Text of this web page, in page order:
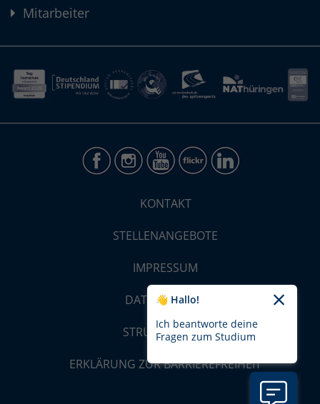
Mitarbeiter
KONTAKT
STELLENANGEBOTE
IMPRESSUM
DATENSCHUTZ
STRUKTUR-MAP
ERKLÄRUNG ZUR BARRIEREFREIHEIT
👋 Hallo!
Ich beantworte deine
Fragen zum Studium